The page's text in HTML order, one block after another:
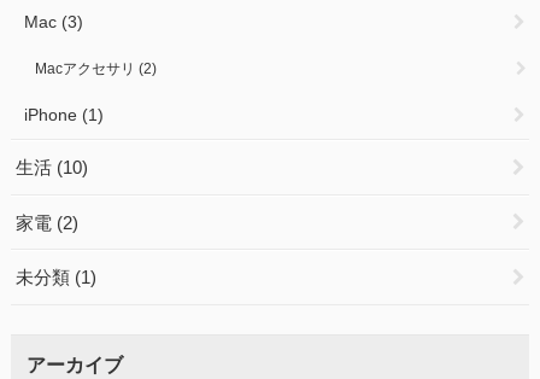
Mac (3)
Macアクセサリ (2)
iPhone (1)
生活 (10)
家電 (2)
未分類 (1)
アーカイブ